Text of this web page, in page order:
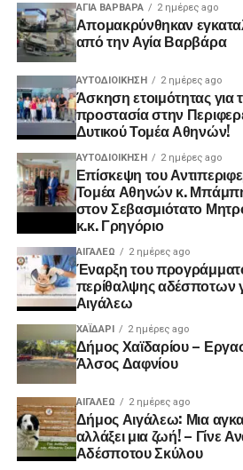
ΑΓΙΑ ΒΑΡΒΑΡΑ 2 ημέρες ago
Απομακρύνθηκαν
από την Αγία Βαρβάρα
ΑΥΤΟΔΙΟΊΚΗΣΗ 2 ημέρες ago
Άσκηση ετοιμότητας για
προστασία στην
Δυτικού Τομέα Αθηνών!
ΑΥΤΟΔΙΟΊΚΗΣΗ 2 ημέρες ago
Επίσκεψη του
Τομέα Αθηνών κ.
στον Σεβασμιότατο
κ.κ. Γρηγόριο
ΑΙΓΑΛΕΩ 2 ημέρες ago
Έναρξη του
περίθαλψης αδέσποτων
Αιγάλεω
ΧΑΪΔΑΡΙ 2 ημέρες ago
Δήμος Χαϊδαρίου –
Άλσος Δαφνίου
ΑΙΓΑΛΕΩ 2 ημέρες ago
Δήμος Αιγάλεω: Μια
αλλάξει μια ζωή! – Γίνε
Αδέσποτου Σκύλου